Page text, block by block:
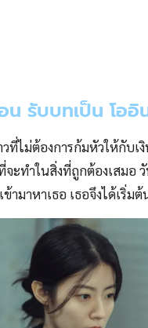
น รับบทเป็น โอ
ที่ไม่ต้องการก้มหัวให้กับเ
ะทำในสิ่งที่ถูกต้องเสมอ
ามาหาเธอ เธอจึงได้เริ่ม